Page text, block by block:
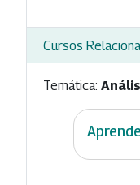
Cursos
Temática: